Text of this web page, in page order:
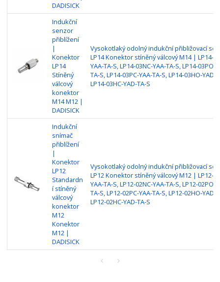
DADISICK
Indukční
senzor
přiblížení
|
Konektor
LP14
Stíněný
válcový
konektor
M14 M12 |
DADISICK
Vysokotlaký odolný indukční přibližovací
LP14 Konektor stíněný válcový M14 | LP14-
YAA-TA-S, LP14-03NC-YAA-TA-S, LP14-03PO-
TA-S, LP14-03PC-YAA-TA-S, LP14-03HO-YAD-
LP14-03HC-YAD-TA-S
Indukční
snímač
přiblížení
|
Konektor
LP12
Standardn
í stíněný
válcový
konektor
M12
Konektor
M12 |
DADISICK
Vysokotlaký odolný indukční přibližovací
LP12 Konektor stíněný válcový M12 | LP12-
YAA-TA-S, LP12-02NC-YAA-TA-S, LP12-02PO-
TA-S, LP12-02PC-YAA-TA-S, LP12-02HO-YAD-
LP12-02HC-YAD-TA-S